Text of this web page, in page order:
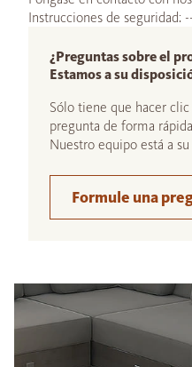
Instrucciones de seguridad: --
¿Preguntas sobre el
Estamos a su
Sólo tiene que hacer
pregunta de forma
Nuestro equipo está a
Formule una